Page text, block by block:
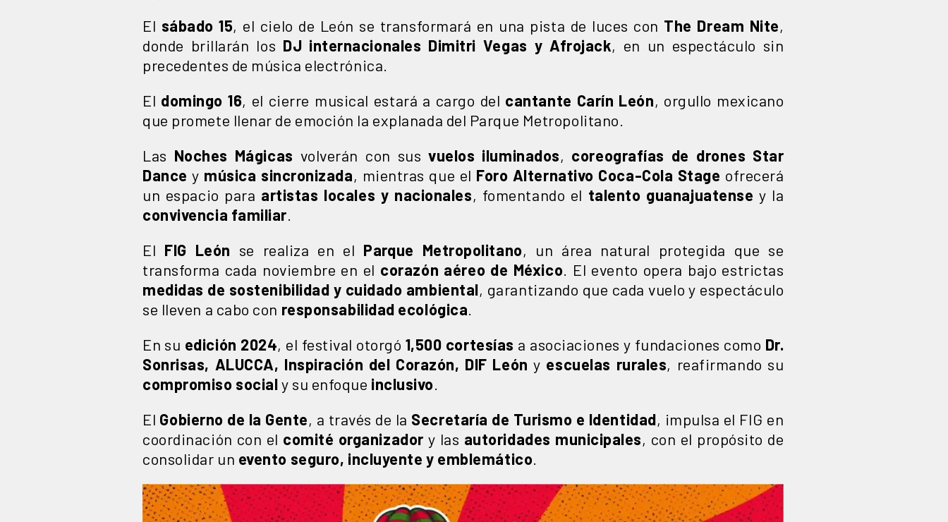
El sábado 15, el cielo de León se transformará en una pista de luces con The Dream Nite,
donde brillarán los DJ internacionales Dimitri Vegas y Afrojack, en un espectáculo sin
precedentes de música electrónica.
El domingo 16, el cierre musical estará a cargo del cantante Carín León, orgullo mexicano
que promete llenar de emoción la explanada del Parque Metropolitano.
Las Noches Mágicas volverán con susvuelos iluminados, coreografías de drones Star
Dance y música sincronizada, mientras que el Foro Alternativo Coca-Cola Stage ofrecerá
un espacio para artistas locales y nacionales, fomentando el talento guanajuatense y la
convivencia familiar
El FIG León se realiza en el Parque Metropolitano, un área natural protegida que se
transforma cada noviembre en el corazón aéreo de México . El evento opera bajo estrictas
medidas de sostenibilidad y cuidado ambiental, garantizando que cada vuelo y espectáculo
se lleven a cabo con responsabilidad ecológica
En su edición 2024, el festival otorgó 1,500 cortesías a asociaciones y fundaciones como Dr.
Sonrisas, ALUCCA, Inspiración del Corazón, DIF León y escuelas rurales, reafirmando su
compromiso socialy su enfoque inclusivo
El Gobierno de la Gente, a través de la Secretaría de Turismo e Identidad, impulsa el FIG en
coordinación con el comité organizador y las autoridades municipales, con el propósito de
consolidar un evento seguro, incluyente y emblemático